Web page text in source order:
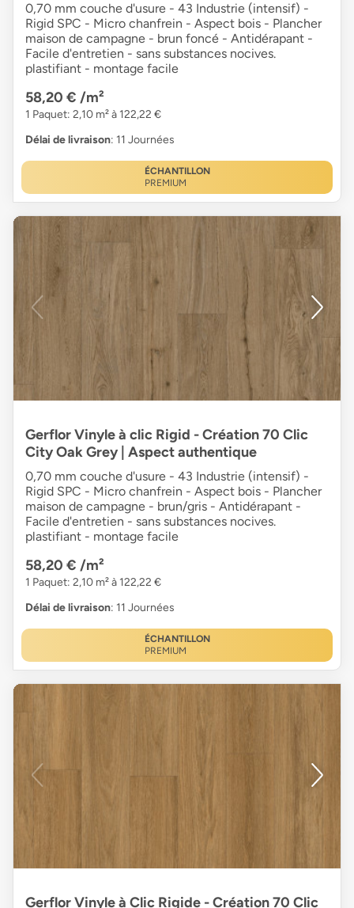
0,70 mm couche d'usure - 43 Industrie (intensif) -
Rigid SPC - Micro chanfrein - Aspect bois - Plancher
maison de campagne - brun foncé - Antidérapant -
Facile d'entretien - sans substances nocives.
plastifiant - montage facile
58,20 € /m²
1 Paquet: 2,10 m² à 122,22 €
Délai de livraison: 11 Journées
ÉCHANTILLON
PREMIUM
Gerflor Vinyle à clic Rigid - Création 70 Clic
City Oak Grey | Aspect authentique
0,70 mm couche d'usure - 43 Industrie (intensif) -
Rigid SPC - Micro chanfrein - Aspect bois - Plancher
maison de campagne - brun/gris - Antidérapant -
Facile d'entretien - sans substances nocives.
plastifiant - montage facile
58,20 € /m²
1 Paquet: 2,10 m² à 122,22 €
Délai de livraison: 11 Journées
ÉCHANTILLON
PREMIUM
Gerflor Vinyle à Clic Rigide - Création 70 Clic